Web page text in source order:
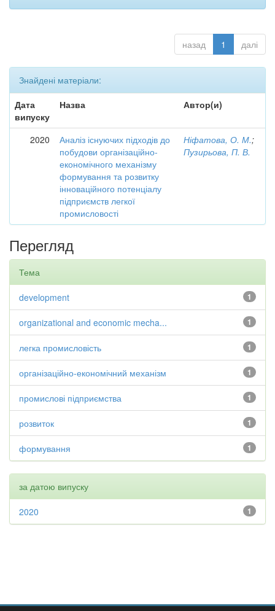
назад 1 далі
Знайдені матеріали:
Дата
випуску
Назва Автор(и)
2020
Аналіз існуючих підходів до
побудови організаційно-
економічного механізму
формування та розвитку
інноваційного потенціалу
підприємств легкої
промисловості
Ніфатова, О. М.;
Пузирьова, П. В.
Перегляд
Тема
1
development
1
organizational and economic mecha...
1
легка промисловість
1
організаційно-економічний механізм
1
промислові підприємства
1
розвиток
1
формування
за датою випуску
1
2020